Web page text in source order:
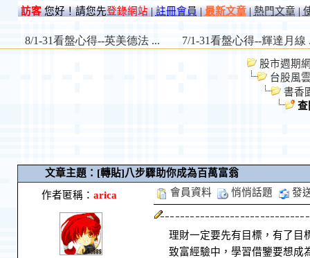
訪客您好！請您先登錄網站|註冊會員|最新文章|熱門文章|
股市週期
台股風
書香
查
文章主題：[轉貼]八步驟助你成為百萬富翁
作者匿稱： arica 會員資料 悄悄話題 發
理財一定要先有目標，有了目
致富經驗中，學習借鑒要想成